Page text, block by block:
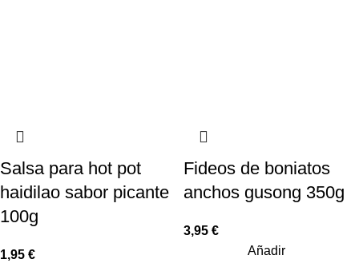
Salsa para hot pot
haidilao sabor picante
100g
1,95 €
Fideos de boniatos
anchos gusong 350g
3,95 €
Añadir